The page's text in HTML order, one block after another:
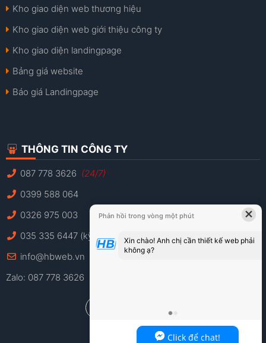
Kho giao diện web thương hiệu
Kho giao diện web giới thiệu công ty
Kho giao diện landingpage
Bảng giá website
Báo giá Landingpage
THÔNG TIN CÔNG TY
087 778 3626 (24/7)
0399 588 064
0326 975 003
035 335 6447 (kỹ thuật)
info@hbweb.vn
Zalo: 087 778 3626
×
Phản hồi trong vòng một phút
Xin chào! Anh chị cần thiết kế web phải
không ạ?
Click để chat!